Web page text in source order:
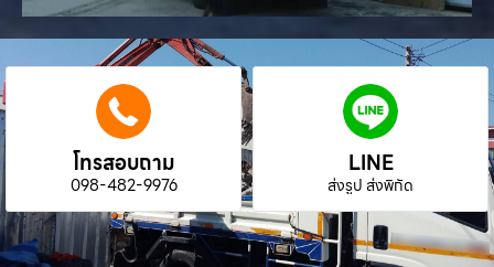
โทรสอบถาม
098-482-9976
LINE
ส่งรูป ส่งพิกัด